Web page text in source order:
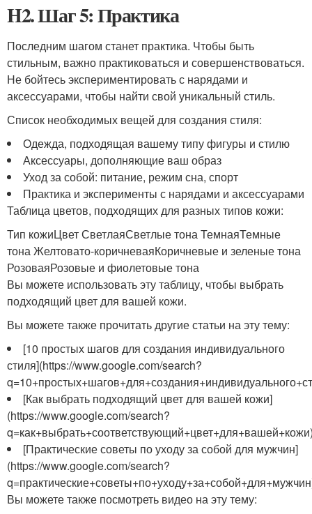
H2. Шаг 5: Практика
Последним шагом станет практика. Чтобы быть
стильным, важно практиковаться и совершенствоваться.
Не бойтесь экспериментировать с нарядами и
аксессуарами, чтобы найти свой уникальный стиль.
Список необходимых вещей для создания стиля:
Одежда, подходящая вашему типу фигуры и стилю
Аксессуары, дополняющие ваш образ
Уход за собой: питание, режим сна, спорт
Практика и эксперименты с нарядами и аксессуарами
Таблица цветов, подходящих для разных типов кожи:
Тип кожиЦвет СветлаяСветлые тона ТемнаяТемные
тона Желтовато-коричневаяКоричневые и зеленые тона
РозоваяРозовые и фиолетовые тона
Вы можете использовать эту таблицу, чтобы выбрать
подходящий цвет для вашей кожи.
Вы можете также прочитать другие статьи на эту тему:
[10 простых шагов для создания индивидуального
стиля](https://www.google.com/search?
[Как выбрать подходящий цвет для вашей кожи]
(https://www.google.com/search?
[Практические советы по уходу за собой для мужчин]
(https://www.google.com/search?
Вы можете также посмотреть видео на эту тему: